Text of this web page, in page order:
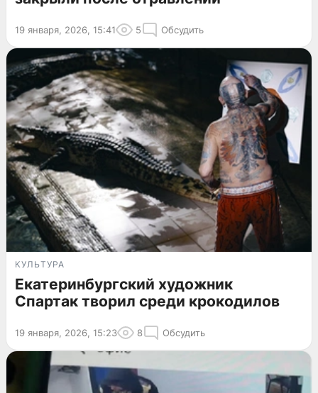
19 января, 2026, 15:41 5 Обсудить
КУЛЬТУРА
Екатеринбургский художник
Спартак творил среди крокодилов
19 января, 2026, 15:23 8 Обсудить